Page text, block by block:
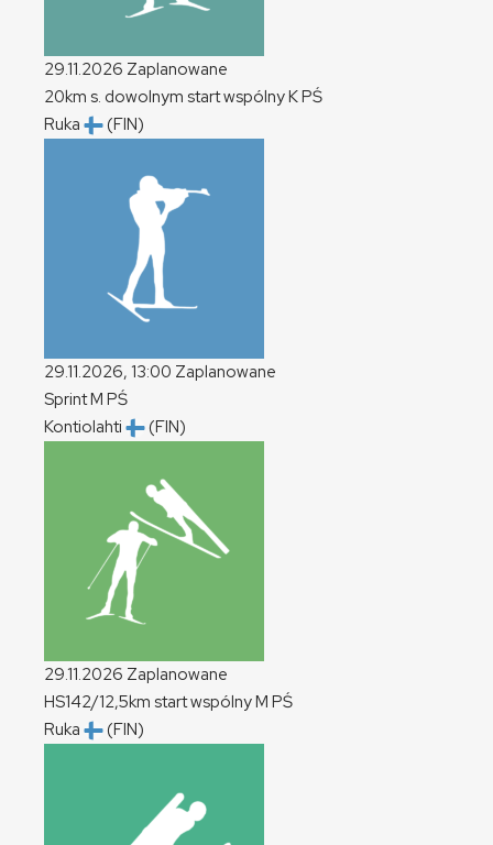
29.11.2026 Zaplanowane
20km s. dowolnym start wspólnyKPŚ
Ruka
(FIN)
29.11.2026, 13:00 Zaplanowane
SprintM PŚ
Kontiolahti
(FIN)
29.11.2026 Zaplanowane
HS142/12,5km start wspólnyM PŚ
Ruka
(FIN)